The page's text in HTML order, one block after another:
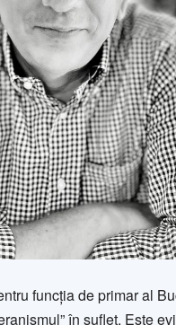
funcția de primar al
în suflet. Este